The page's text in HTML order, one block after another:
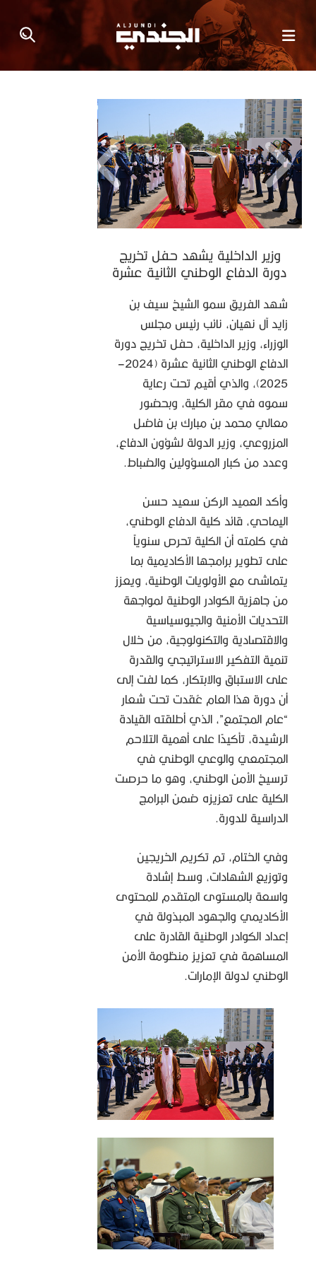
وزير الداخلية يشهد حفل تخريج
دورة الدفاع الوطني الثانية عشرة
شهد الفريق سمو الشيخ سيف بن
زايد آل نهيان، نائب رئيس مجلس
الوزراء، وزير الداخلية، حفل تخريج دورة
الدفاع الوطني الثانية عشرة (2024–
2025)، والذي أقيم تحت رعاية
سموه في مقر الكلية، وبحضور
معالي محمد بن مبارك بن فاضل
المزروعي، وزير الدولة لشؤون الدفاع،
وعدد من كبار المسؤولين والضباط.
وأكد العميد الركن سعيد حسن
اليماحي، قائد كلية الدفاع الوطني،
في كلمته أن الكلية تحرص سنوياً
على تطوير برامجها الأكاديمية بما
يتماشى مع الأولويات الوطنية، ويعزز
من جاهزية الكوادر الوطنية لمواجهة
التحديات الأمنية والجيوسياسية
والاقتصادية والتكنولوجية، من خلال
تنمية التفكير الاستراتيجي والقدرة
على الاستباق والابتكار، كما لفت إلى
أن دورة هذا العام عُقدت تحت شعار
“عام المجتمع”، الذي أطلقته القيادة
الرشيدة، تأكيدًا على أهمية التلاحم
المجتمعي والوعي الوطني في
ترسيخ الأمن الوطني، وهو ما حرصت
الكلية على تعزيزه ضمن البرامج
الدراسية للدورة.
وفي الختام، تم تكريم الخريجين
وتوزيع الشهادات، وسط إشادة
واسعة بالمستوى المتقدم للمحتوى
الأكاديمي والجهود المبذولة في
إعداد الكوادر الوطنية القادرة على
المساهمة في تعزيز منظومة الأمن
الوطني لدولة الإمارات.